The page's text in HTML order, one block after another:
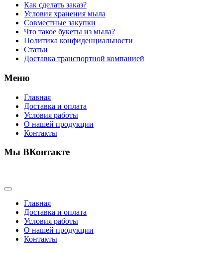
Как сделать заказ?
Условия хранения мыла
Совместные закупки
Что такое букеты из мыла?
Политика конфиденциальности
Статьи
Доставка транспортной компанией
Меню
Главная
Доставка и оплата
Условия работы
О нашей продукции
Контакты
Мы ВКонтакте
Главная
Доставка и оплата
Условия работы
О нашей продукции
Контакты